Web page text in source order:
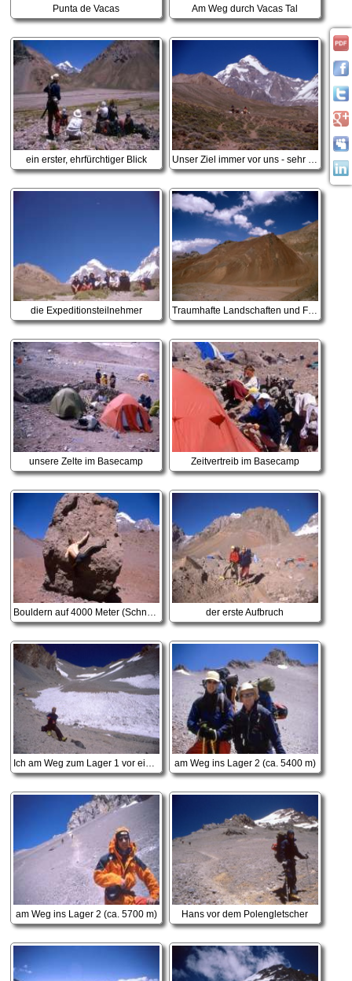
Punta de Vacas Am Weg durch Vacas Tal
ein erster, ehrfürchtiger Blick
die Expeditionsteilnehmer
unsere Zelte im Basecamp Zeitvertreib im Basecamp
der erste Aufbruch
am Weg ins Lager 2 (ca. 5400 m)
am Weg ins Lager 2 (ca. 5700 m) Hans vor dem Polengletscher